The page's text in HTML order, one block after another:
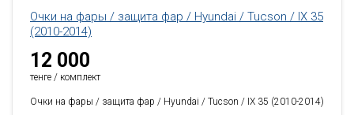
Очки на фары / защита фар / Hyundai / Tucson / IX 35
(2010-2014)
12 000
тенге / комплект
Очки на фары / защита фар / Hyundai / Tucson / IX 35 (2010-2014)